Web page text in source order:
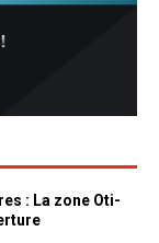
: La zone Oti-